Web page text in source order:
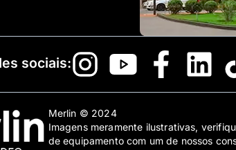
sociais:
Merlin © 2024
Imagens meramente ilustrativas,
de equipamento com um de nossos